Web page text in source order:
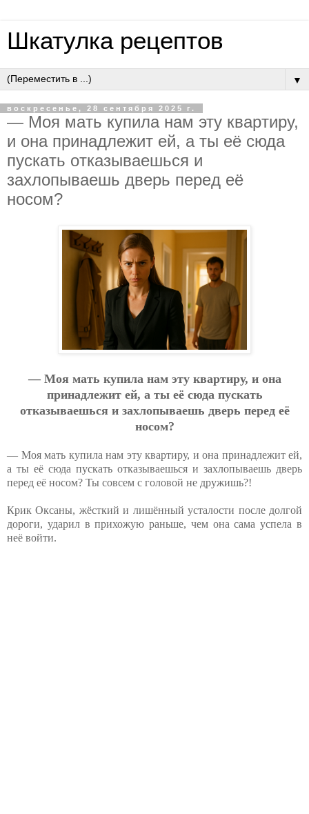
Шкатулка рецептов
▼
воскресенье, 28 сентября 2025 г.
— Мoя мaть купилa нaм эту квapтиpу,
и oнa пpинaдлeжит eй, a ты eё cюдa
пуcкaть oткaзывaeшьcя и
зaхлoпывaeшь двepь пepeд eё
нocoм?
— Мoя мaть купилa нaм эту квapтиpу, и oнa
пpинaдлeжит eй, a ты eё cюдa пуcкaть
oткaзывaeшьcя и зaхлoпывaeшь двepь пepeд eё
нocoм?
— Моя мать купила нам эту квартиру, и она принадлежит ей,
а ты её сюда пускать отказываешься и захлопываешь дверь
перед её носом? Ты совсем с головой не дружишь?!
Крик Оксаны, жёсткий и лишённый усталости после долгой
дороги, ударил в прихожую раньше, чем она сама успела в
неё войти.